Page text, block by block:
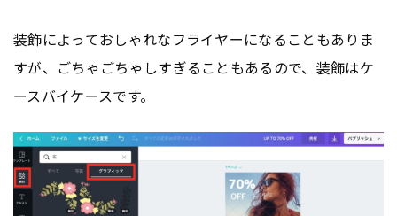
装飾によっておしゃれなフライヤーになることもありま
すが、ごちゃごちゃしすぎることもあるので、装飾はケ
ースバイケースです。